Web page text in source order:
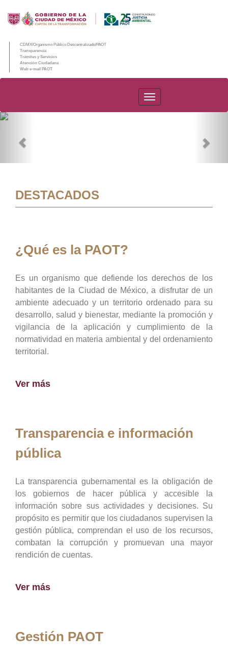
CDMX/Organismo Público Descentralizado/PAOT
Transparencia
Trámites y Servicios
Atención Ciudadana
Web e-mail PAOT
PAOT
DESTACADOS
¿Qué es la PAOT?
Es un organismo que defiende los derechos de los
habitantes de la Ciudad de México, a disfrutar de un
ambiente adecuado y un territorio ordenado para su
desarrollo, salud y bienestar, mediante la promoción y
vigilancia de la aplicación y cumplimiento de la
normatividad en materia ambiental y del ordenamiento
territorial.
Ver más
Transparencia e información
pública
La transparencia gubernamental es la obligación de
los gobiernos de hacer pública y accesible la
información sobre sus actividades y decisiones. Su
propósito es permitir que los ciudadanos supervisen la
gestión pública, comprendan el uso de los recursos,
combatan la corrupción y promuevan una mayor
rendición de cuentas.
Ver más
Gestión PAOT